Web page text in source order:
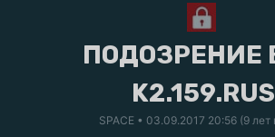
ПОДОЗРЕНИЕ
K2.159.RUS
SPACE • 03.09.2017 20:56 (9 лет